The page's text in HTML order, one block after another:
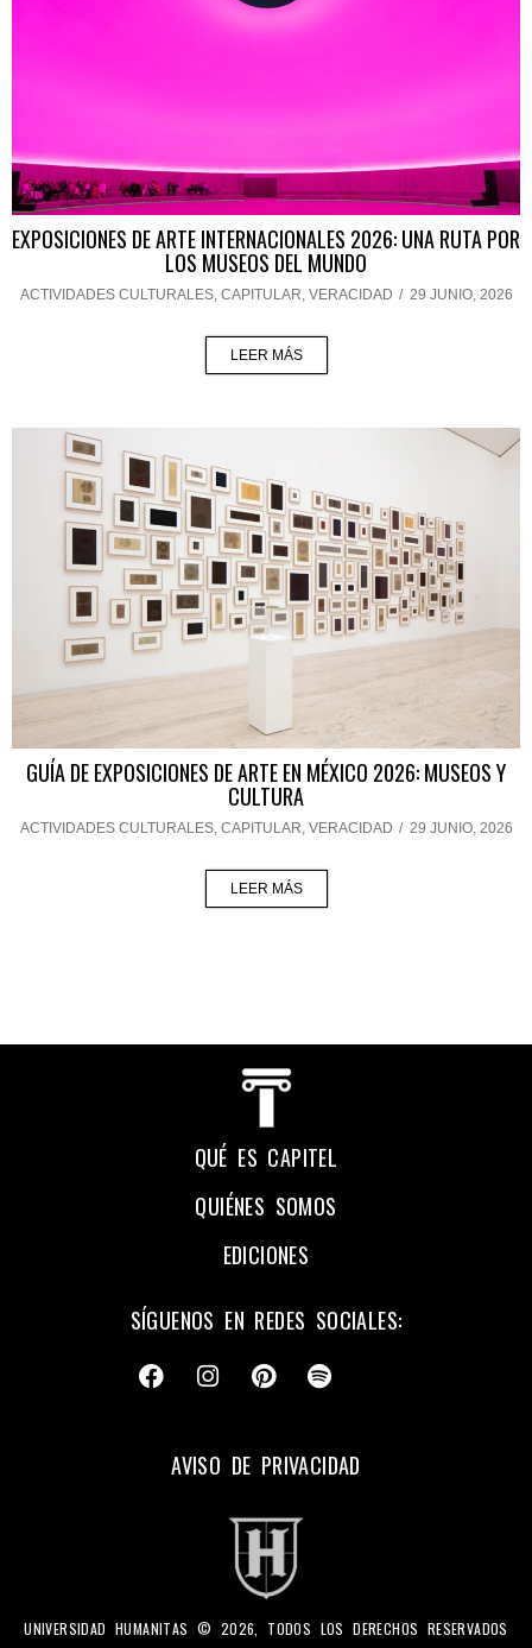
EXPOSICIONES DE ARTE INTERNACIONALES 2026: UNA RUTA POR
LOS MUSEOS DEL MUNDO
ACTIVIDADES CULTURALES, CAPITULAR VERACIDAD / 29 JUNIO, 2026
LEER MÁS
GUÍA DE EXPOSICIONES DE ARTE EN MÉXICO 2026: MUSEOS Y
CULTURA
ACTIVIDADES CULTURALES, CAPITULAR VERACIDAD / 29 JUNIO, 2026
LEER MÁS
QUÉ ES CAPITEL
QUIÉNES SOMOS
EDICIONES
SÍGUENOS EN REDES SOCIALES:
AVISO DE PRIVACIDAD
UNIVERSIDAD HUMANITAS © 2026, TODOS LOS DERECHOS RESERVADOS